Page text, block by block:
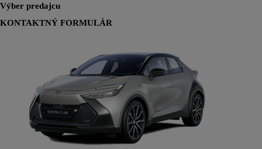
Výber predajcu
KONTAKTNÝ FORMULÁR